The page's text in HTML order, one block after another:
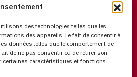
des technologies telles que les
des appareils. Le fait de consentir à
données telles que le comportement de
de ne pas consentir ou de retirer son
caractéristiques et fonctions.